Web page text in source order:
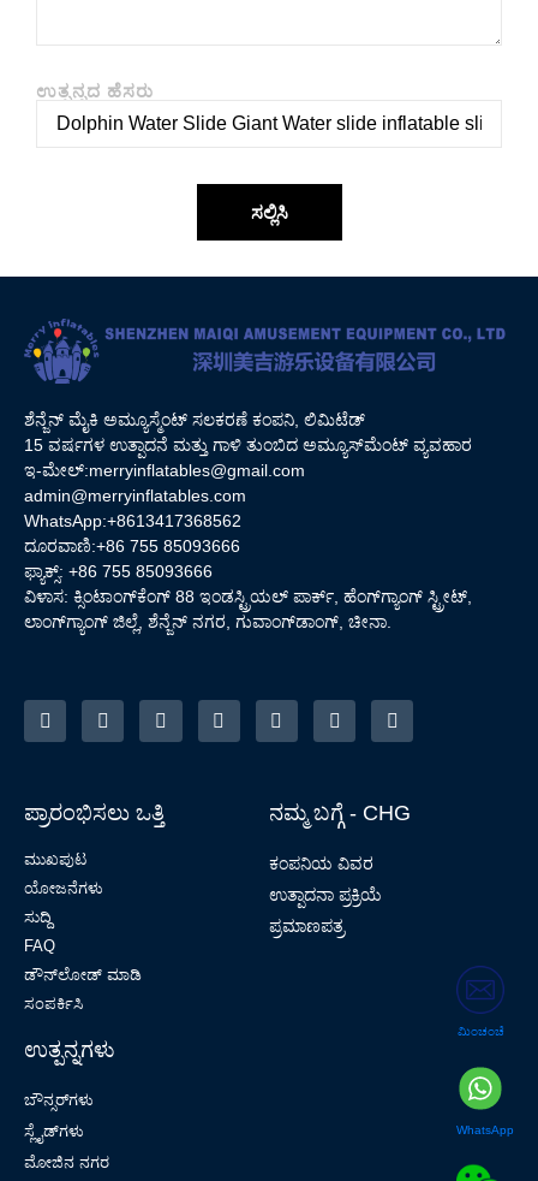
ಉತ್ಪನ್ನದ ಹೆಸರು
ಸಲ್ಲಿಸಿ
ಶೆನ್ಜೆನ್ ಮೈಕಿ ಅಮ್ಯೂಸ್ಮೆಂಟ್ ಸಲಕರಣೆ ಕಂಪನಿ, ಲಿಮಿಟೆಡ್
15 ವರ್ಷಗಳ ಉತ್ಪಾದನೆ ಮತ್ತು ಗಾಳಿ ತುಂಬಿದ ಅಮ್ಯೂಸ್‌ಮೆಂಟ್ ವ್ಯವಹಾರ
ಇ-ಮೇಲ್:merryinflatables@gmail.com
admin@merryinflatables.com
WhatsApp:+8613417368562
ದೂರವಾಣಿ:+86 755 85093666
ಫ್ಯಾಕ್ಸ್: +86 755 85093666
ವಿಳಾಸ: ಕ್ಸಿಂಟಾಂಗ್‌ಕೆಂಗ್ 88 ಇಂಡಸ್ಟ್ರಿಯಲ್ ಪಾರ್ಕ್, ಹೆಂಗ್‌ಗ್ಯಾಂಗ್ ಸ್ಟ್ರೀಟ್,
ಲಾಂಗ್‌ಗ್ಯಾಂಗ್ ಜಿಲ್ಲೆ, ಶೆನ್ಜೆನ್ ನಗರ, ಗುವಾಂಗ್‌ಡಾಂಗ್, ಚೀನಾ.
ಪ್ರಾರಂಭಿಸಲು ಒತ್ತಿ
ಮುಖಪುಟ
ಯೋಜನೆಗಳು
ಸುದ್ದಿ
FAQ
ಡೌನ್‌ಲೋಡ್ ಮಾಡಿ
ಸಂಪರ್ಕಿಸಿ
ನಮ್ಮ ಬಗ್ಗೆ - CHG
ಕಂಪನಿಯ ವಿವರ
ಉತ್ಪಾದನಾ ಪ್ರಕ್ರಿಯೆ
ಪ್ರಮಾಣಪತ್ರ
ಉತ್ಪನ್ನಗಳು
ಬೌನ್ಸರ್‌ಗಳು
ಸ್ಲೈಡ್‌ಗಳು
ಮೋಜಿನ ನಗರ
ಮಿಂಚಂಚೆ
WhatsApp